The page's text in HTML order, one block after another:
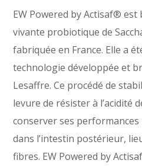
EW Powered by Actisaf® est
vivante probiotique de
fabriquée en France. Elle a
technologie développée et
Lesaffre. Ce procédé de
levure de résister à l’acidité
conserver ses
dans l’intestin postérieur,
fibres. EW Powered by